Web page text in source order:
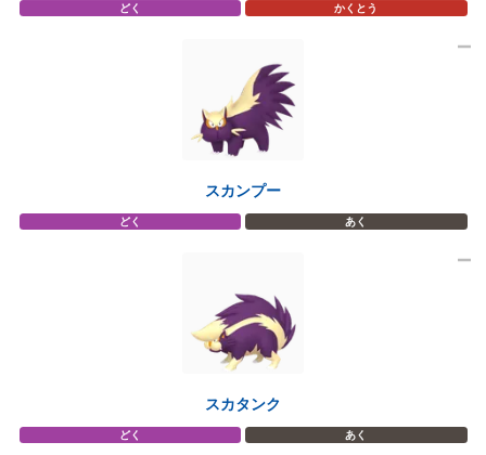
どく かくとう
スカンプー
どく あく
スカタンク
どく あく